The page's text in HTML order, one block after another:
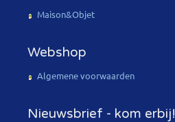
Maison&Objet
Webshop
Algemene voorwaarden
Nieuwsbrief - kom erbij!